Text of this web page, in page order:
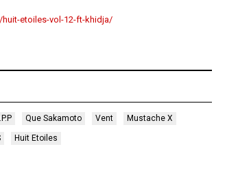
etoiles-vol-12-ft-khidja/
Que Sakamoto Vent Mustache X
Huit Etoiles